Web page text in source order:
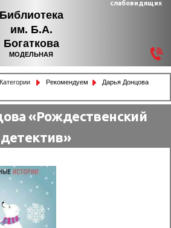
Библиотека
им. Б.А.
Богаткова
МОДЕЛЬНАЯ
слабовидящих
Категории Рекомендуем
Дарья Донцова
«Рождественский
детектив»